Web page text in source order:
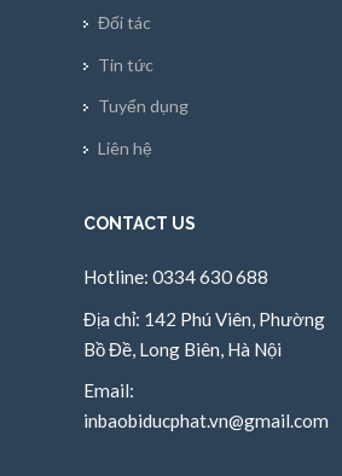
Đối tác
Tin tức
Tuyển dụng
Liên hệ
CONTACT US
Hotline: 0334 630 688
Địa chỉ: 142 Phú Viên, Phường
Bồ Đề, Long Biên, Hà Nội
Email:
inbaobiducphat.vn@gmail.com